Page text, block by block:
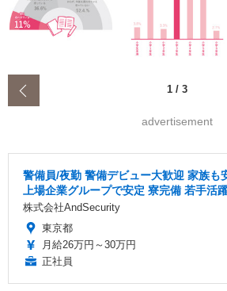
1 / 3
advertisement
警備員/夜勤 警備デビュー大歓迎 家族も
上場企業グループで安定 寮完備 若手活
株式会社AndSecurity
東京都
月給26万円～30万円
正社員